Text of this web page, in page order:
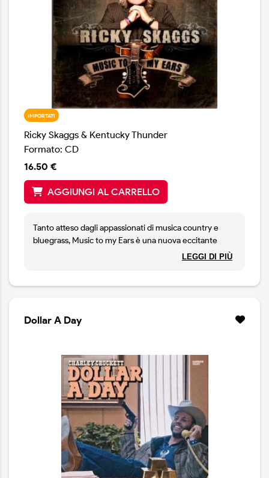
IMPORTATI
Ricky Skaggs & Kentucky Thunder
Formato: CD
16.50 €
AGGIUNGI AL CARRELLO
Tanto atteso dagli appassionati di musica country e
bluegrass, Music to my Ears è una nuova eccitante
opera di Ricky Skaggs. I brani bluegrass freschi e nuovi
fascino. Questo artista vincitore di 14 volte GRAMMY sa
come accontentare tutto il pubblico con la sua
musicale di Ricky Skaggs e Barry Gibb (dei Bee Gee) su
“Soldier’s Son” è profondamente commovente.
LEGGI DI PIÙ
Dollar A Day